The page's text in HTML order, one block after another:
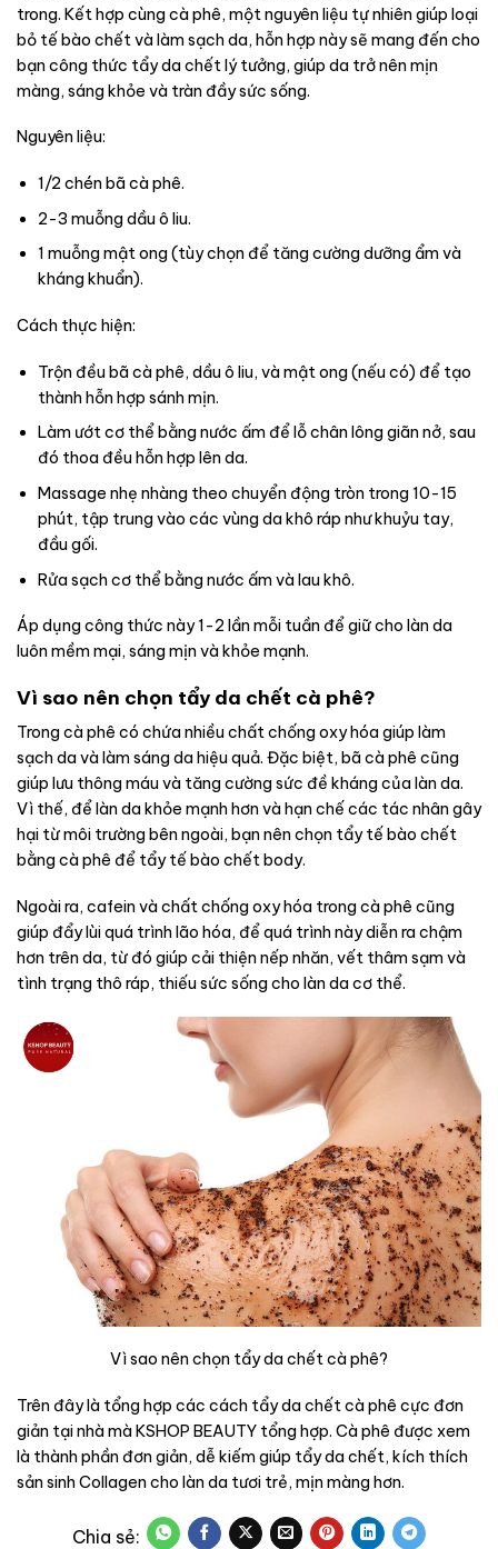
trong. Kết hợp cùng cà phê, một nguyên liệu tự nhiên giúp loại
bỏ tế bào chết và làm sạch da, hỗn hợp này sẽ mang đến cho
bạn công thức tẩy da chết lý tưởng, giúp da trở nên mịn
màng, sáng khỏe và tràn đầy sức sống.
Nguyên liệu:
1/2 chén bã cà phê.
2-3 muỗng dầu ô liu.
1 muỗng mật ong (tùy chọn để tăng cường dưỡng ẩm và
kháng khuẩn).
Cách thực hiện:
Trộn đều bã cà phê, dầu ô liu, và mật ong (nếu có) để tạo
thành hỗn hợp sánh mịn.
Làm ướt cơ thể bằng nước ấm để lỗ chân lông giãn nở, sau
đó thoa đều hỗn hợp lên da.
Massage nhẹ nhàng theo chuyển động tròn trong 10-15
phút, tập trung vào các vùng da khô ráp như khuỷu tay,
đầu gối.
Rửa sạch cơ thể bằng nước ấm và lau khô.
Áp dụng công thức này 1-2 lần mỗi tuần để giữ cho làn da
luôn mềm mại, sáng mịn và khỏe mạnh.
Vì sao nên chọn tẩy da chết cà phê?
Trong cà phê có chứa nhiều chất chống oxy hóa giúp làm
sạch da và làm sáng da hiệu quả. Đặc biệt, bã cà phê cũng
giúp lưu thông máu và tăng cường sức đề kháng của làn da.
Vì thế, để làn da khỏe mạnh hơn và hạn chế các tác nhân gây
hại từ môi trường bên ngoài, bạn nên chọn tẩy tế bào chết
bằng cà phê để tẩy tế bào chết body.
Ngoài ra, cafein và chất chống oxy hóa trong cà phê cũng
giúp đẩy lùi quá trình lão hóa, để quá trình này diễn ra chậm
hơn trên da, từ đó giúp cải thiện nếp nhăn, vết thâm sạm và
tình trạng thô ráp, thiếu sức sống cho làn da cơ thể.
Vì sao nên chọn tẩy da chết cà phê?
Trên đây là tổng hợp các cách tẩy da chết cà phê cực đơn
giản tại nhà mà KSHOP BEAUTY tổng hợp. Cà phê được xem
là thành phần đơn giản, dễ kiếm giúp tẩy da chết, kích thích
sản sinh Collagen cho làn da tươi trẻ, mịn màng hơn.